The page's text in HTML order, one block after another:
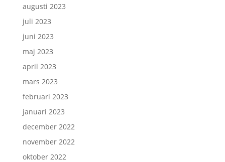
augusti 2023
juli 2023
juni 2023
maj 2023
april 2023
mars 2023
februari 2023
januari 2023
december 2022
november 2022
oktober 2022